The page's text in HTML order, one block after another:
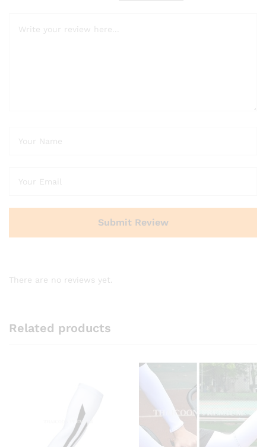
There are no reviews yet.
Related products